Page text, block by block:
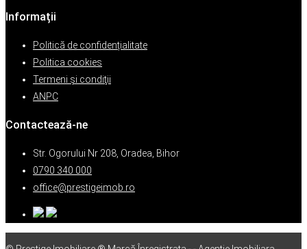
Informații
Politică de confidențialitate
Politica cookies
Termeni şi condiţii
ANPC
Contactează-ne
Str. Ogorului Nr 208, Oradea, Bihor
0790 340 000
office@prestigeimob.ro